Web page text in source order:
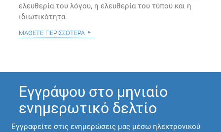
ελευθερία του λόγου, η ελευθερία του τύπου και η
ιδιωτικότητα.
μάθετε περισσότερα
Εγγράψου στο μηνιαίο
ενημερωτικό δελτίο
Εγγραφείτε στις ενημερώσεις μας μέσω ηλεκτρονικού